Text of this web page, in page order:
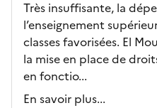
Très insuffisante, la
l’enseignement
classes favorisées. El
la mise en place de
en fonctio...
En savoir plus...